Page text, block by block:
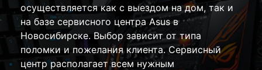
осуществляется как с выездом на дом, так и
на базе сервисного центра Asus в
Новосибирске. Выбор зависит от типа
поломки и пожелания клиента. Сервисный
центр располагает всем нужным